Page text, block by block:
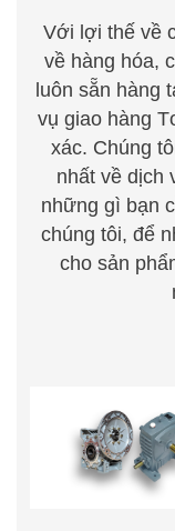
Với lợi thế về
về hàng hóa,
luôn sẵn hàng
vụ giao hàngT
xác. Chúngt
nhất về dịch
những gì bạn
chúngtôi, để
cho sản
HỘP GIẢM
VÍT BÁNH VÍT